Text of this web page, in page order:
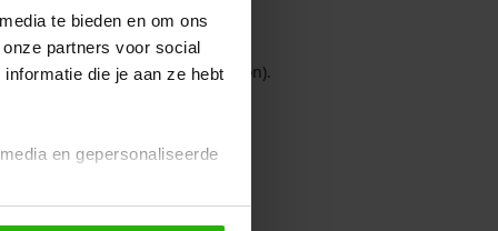
te bieden en om ons
partners voor social
die je aan ze hebt
en gepersonaliseerde
console for more information).